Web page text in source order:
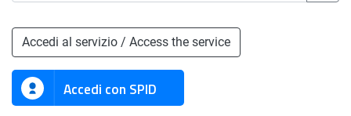
Accedi al servizio / Access the service
Accedi con SPID